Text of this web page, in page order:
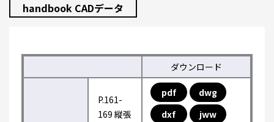
handbook CADデータ
ダウンロード
P.161-
169 縦張
pdf
dwg
dxf
jww